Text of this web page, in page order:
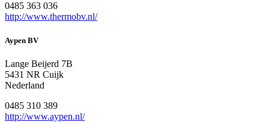
0485 363 036
http://www.thermobv.nl/
Aypen BV
Lange Beijerd 7B
5431 NR Cuijk
Nederland
0485 310 389
http://www.aypen.nl/